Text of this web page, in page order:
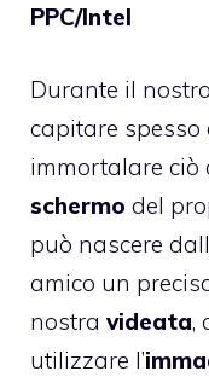
PPC/Intel
Durante il
capitare spesso
immortalare ciò
schermo del
può nascere
amico un
nostra videata,
utilizzare l’